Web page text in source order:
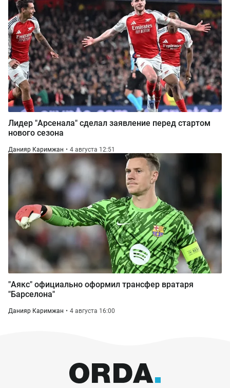
Лидер "Арсенала" сделал заявление перед стартом
нового сезона
Данияр Каримжан 4 августа 12:51
"Аякс" официально оформил трансфер вратаря
"Барселона"
Данияр Каримжан 4 августа 16:00